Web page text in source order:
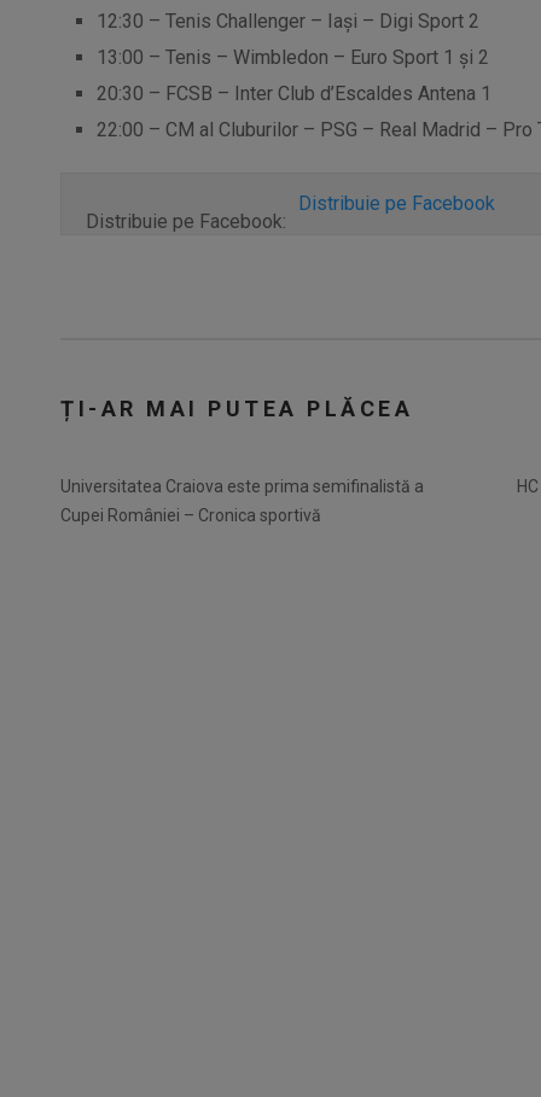
12:30 – Tenis Challenger – Iași – Digi Sport 2
13:00 – Tenis – Wimbledon – Euro Sport 1 și 2
20:30 – FCSB – Inter Club d’Escaldes Antena 1
22:00 – CM al Cluburilor – PSG – Real Madrid – Pro
Distribuie pe Facebook:
Distribuie pe Facebook
ȚI-AR MAI PUTEA PLĂCEA
Universitatea Craiova este prima semifinalistă a
Cupei României – Cronica sportivă